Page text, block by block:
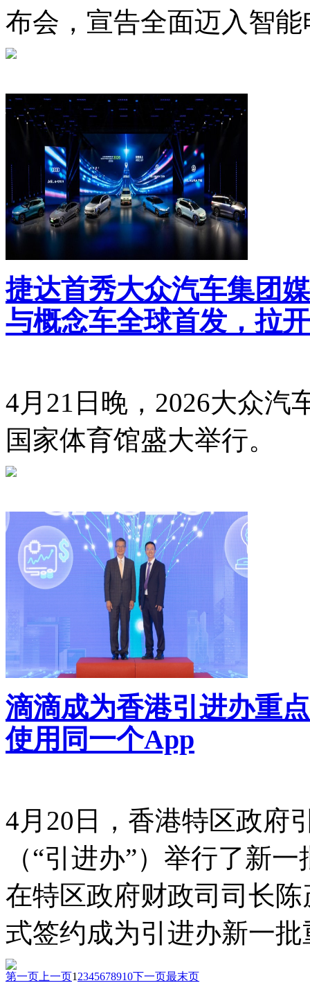
布会，宣告全面迈入智
捷达首秀大众汽车集团
与概念车全球首发，拉
4月21日晚，2026大众汽
国家体育馆盛大举行。
滴滴成为香港引进办重
使用同一个App
4月20日，香港特区政府
（“引进办”）举行了新
在特区政府财政司司长
式签约成为引进办新一
第一页 上一页1 2345678910下一页最末页